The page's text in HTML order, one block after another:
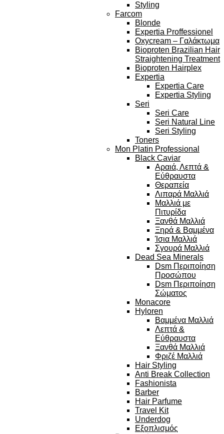
Styling
Farcom
Blonde
Expertia Proffessionel
Oxycream – Γαλάκτωμα
Bioproten Brazilian Hair
Straightening Treatment
Bioproten Hairplex
Expertia
Expertia Care
Expertia Styling
Seri
Seri Care
Seri Natural Line
Seri Styling
Toners
Mon Platin Professional
Black Caviar
Αραιά, Λεπτά &
Εύθραυστα
Θεραπεία
Λιπαρά Μαλλιά
Μαλλιά με
Πιτυρίδα
Ξανθά Μαλλιά
Ξηρά & Βαμμένα
Ίσια Μαλλιά
Σγουρά Μαλλιά
Dead Sea Minerals
Dsm Περιποίηση
Προσώπου
Dsm Περιποίηση
Σώματος
Monacore
Hyloren
Βαμμένα Μαλλιά
Λεπτά &
Εύθραυστα
Ξανθά Μαλλιά
Φριζέ Μαλλιά
Hair Styling
Anti Break Collection
Fashionista
Barber
Hair Parfume
Travel Kit
Underdog
Εξοπλισμός